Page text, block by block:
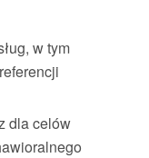
w tym
dla celów